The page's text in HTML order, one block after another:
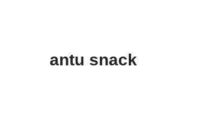
antu snack